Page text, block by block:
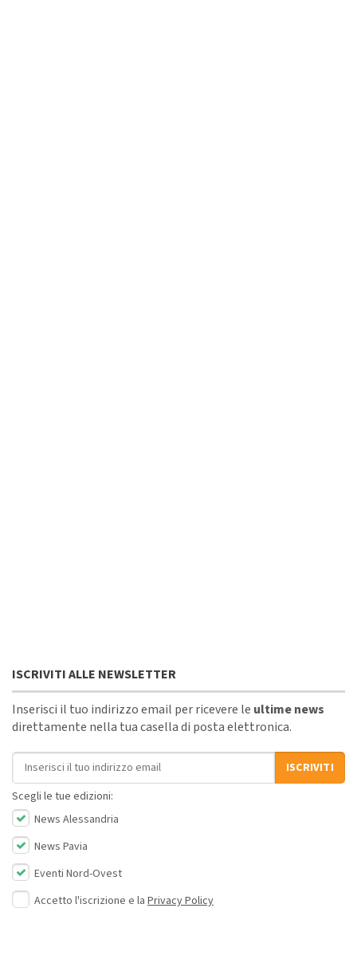
ISCRIVITI ALLE NEWSLETTER
Inserisci il tuo indirizzo email per ricevere le ultime news
direttamente nella tua casella di posta elettronica.
Indirizzo email
ISCRIVITI
Scegli le tue edizioni:
News Alessandria
News Pavia
Eventi Nord-Ovest
Accetto l'iscrizione e la Privacy Policy